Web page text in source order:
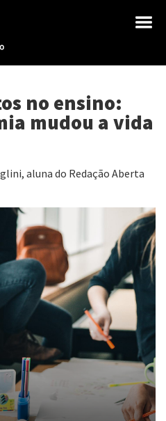
no ensino:
mudou a vida
aluna do Redação Aberta